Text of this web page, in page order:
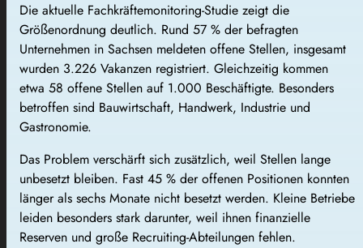
Die aktuelle Fachkräftemonitoring-Studie zeigt die
Größenordnung deutlich. Rund 57 % der befragten
Unternehmen in Sachsen meldeten offene Stellen, insgesamt
wurden 3.226 Vakanzen registriert. Gleichzeitig kommen
etwa 58 offene Stellen auf 1.000 Beschäftigte. Besonders
betroffen sind Bauwirtschaft, Handwerk, Industrie und
Gastronomie.
Das Problem verschärft sich zusätzlich, weil Stellen lange
unbesetzt bleiben. Fast 45 % der offenen Positionen konnten
länger als sechs Monate nicht besetzt werden. Kleine Betriebe
leiden besonders stark darunter, weil ihnen finanzielle
Reserven und große Recruiting-Abteilungen fehlen.